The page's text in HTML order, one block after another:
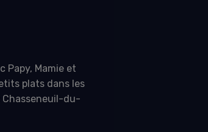
Papy, Mamie et
plats dans les
Chasseneuil-du-